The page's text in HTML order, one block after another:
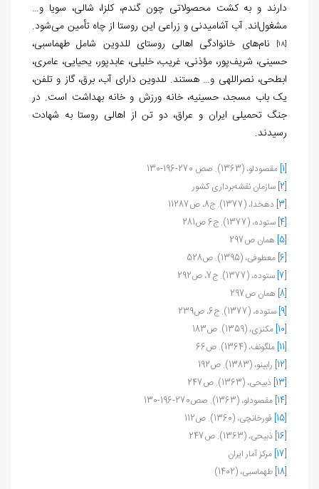
دارند و به کشت محصولاتی چون گندم، کلزا، شالی، سویا و…
مشغول‌اند. آب آشامیدنی و زراعی این روستا از چاه تأمین می‌شود.
[18]
نام‌های خانوادگی اهالی روستای للدوین شامل طهماسبی،
حسینی، شریف‌پور، مؤذنی، غریب، خلیلی، عابدپور، یحیایی، عامری،
ابطحی، نصراللهی و… هستند. للدوین دارای آب، برق، گاز و تلفن،
یک باب مسجد، حسینیه، خانه ورزش و خانه بهداشت است. در
جنگ تحمیلی ایران و عراق، دو تن از اهالی روستا به شهادت
رسیدند.
[1] مقصودلو، (1363). صص 270-196-130
[2] سازمان نقشه‌برداری کشور
[3] دهخدا، (1377). ج8، ص11287
[4] ستوده، (1377). ج6 ص281
[5] همان ص297
[6] معطوفی، (1395). ص528
[7] ستوده، (1377). ج7، ص292
[8] همان ص297
[9] ستوده، (1377). ج6، ص239
[10] مکنزی، (1359). ص183
[11] ملگونف، (1364). ص66
[12] رابینو، (1383). ص192
[13] ذبیحی، (1363). ص247
[14] مقصودلو، (1363). صص270-196-130
[15] قورخانچی، (1360). ص112
[16] ذبیحی، (1363). ص247
[17] مرکز آمار ایران
[18] طهماسبی، (1402)